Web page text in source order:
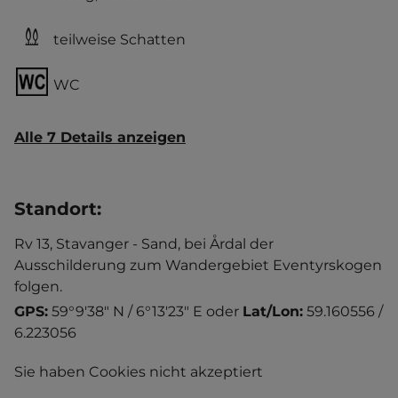
teilweise Schatten
WC
Alle 7 Details anzeigen
Standort:
Rv 13, Stavanger - Sand, bei Årdal der
Ausschilderung zum Wandergebiet Eventyrskogen
folgen.
GPS: 59°9'38" N / 6°13'23" E oder Lat/Lon: 59.160556 /
6.223056
Sie haben Cookies nicht akzeptiert